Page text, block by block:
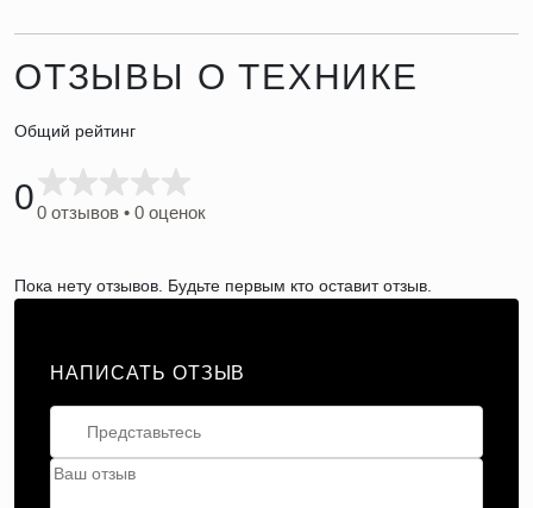
ОТЗЫВЫ О ТЕХНИКЕ
Общий рейтинг
00 отзывов • 0 оценок
Пока нету отзывов. Будьте первым кто оставит отзыв.
НАПИСАТЬ ОТЗЫВ